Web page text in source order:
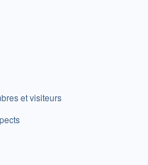
et visiteurs